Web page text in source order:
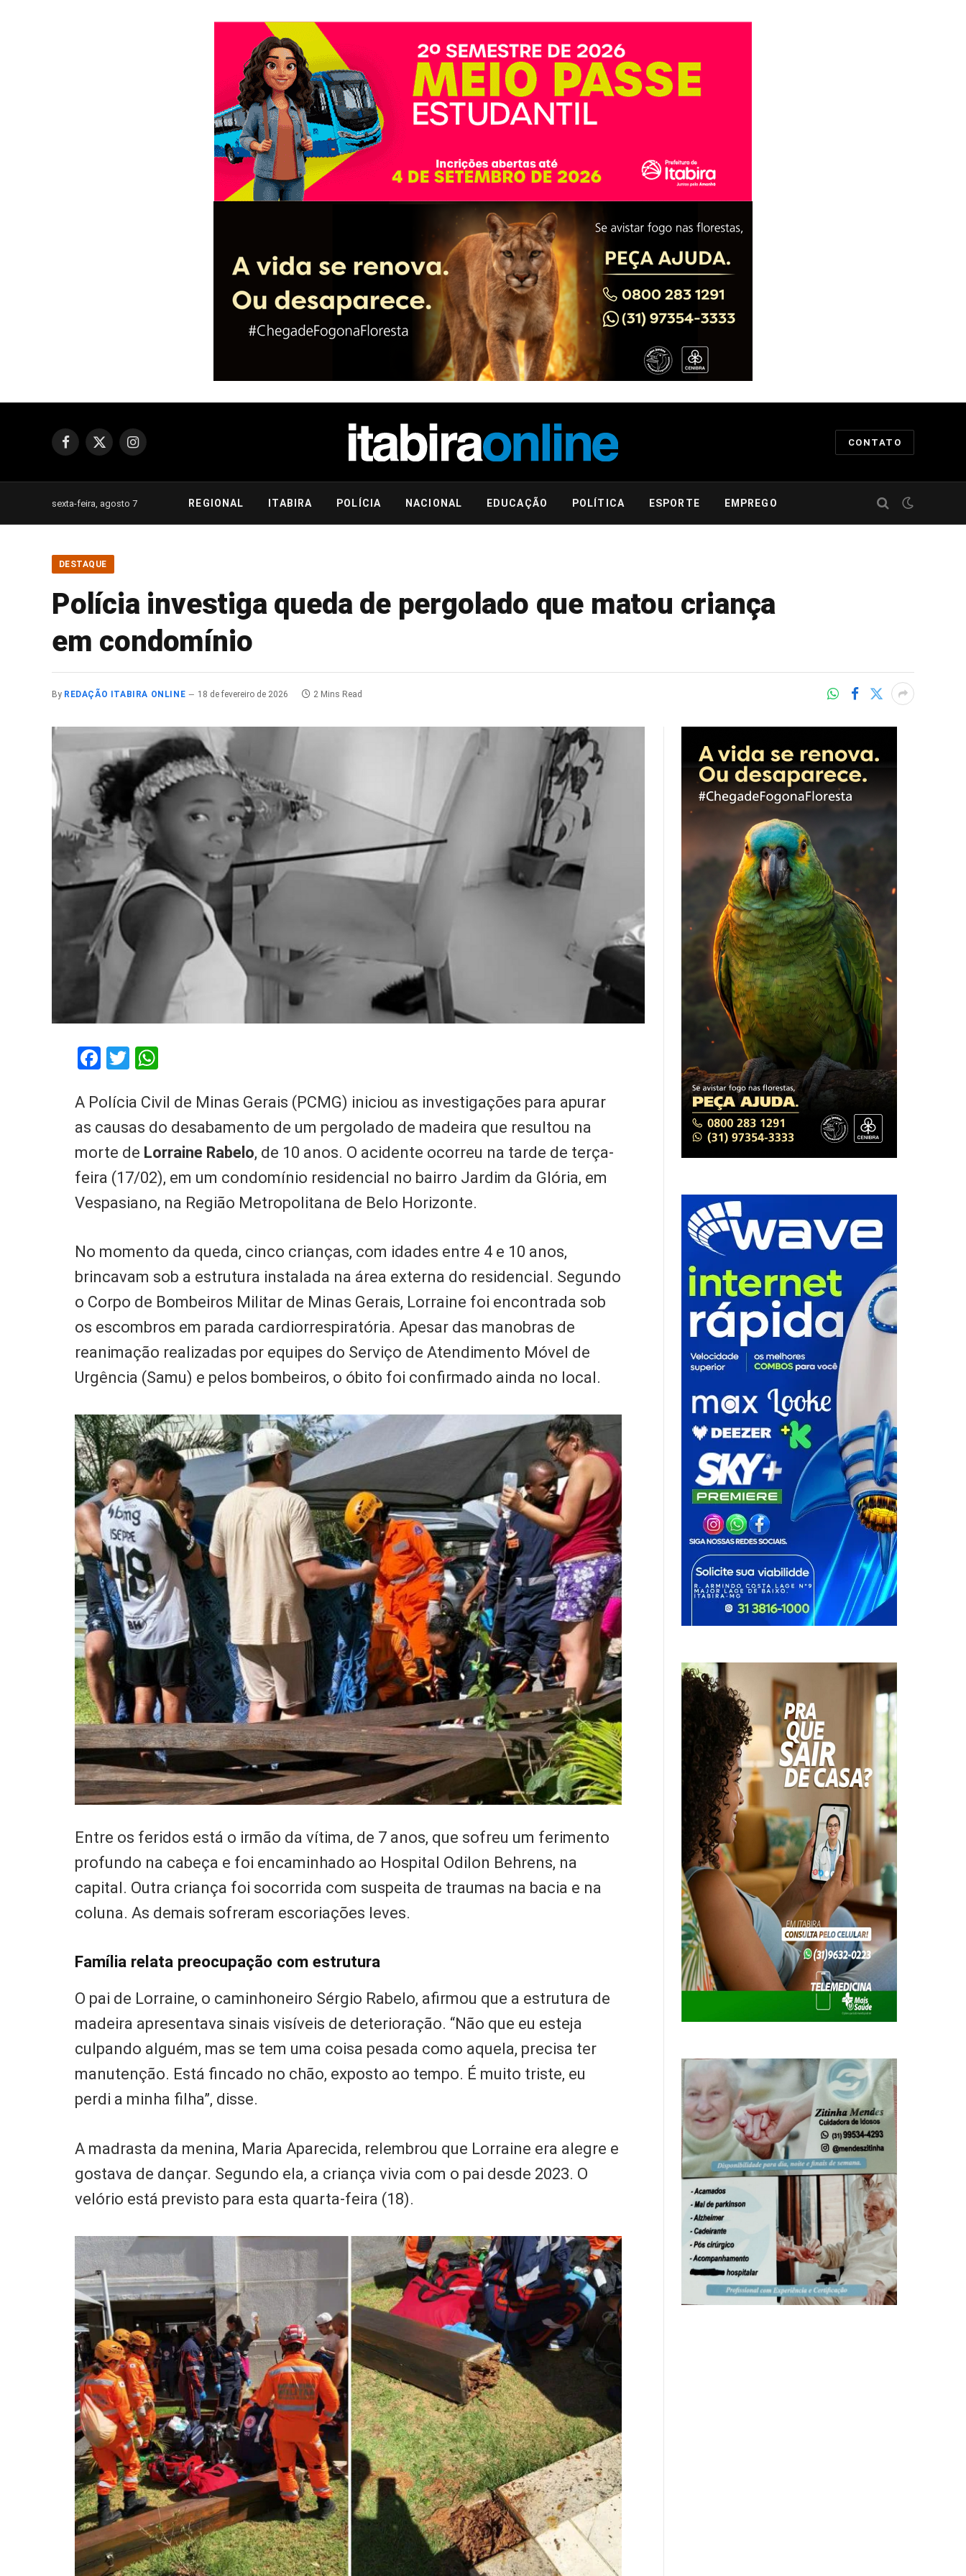
Facebook
X
Instagram
CONTATO
sexta-feira, agosto 7 REGIONAL ITABIRA POLÍCIA NACIONAL EDUCAÇÃO POLÍTICA ESPORTE EMPREGO
DESTAQUE
Polícia investiga queda de pergolado que matou criança
em condomínio
By REDAÇÃO ITABIRA ONLINE 18 de fevereiro de 2026 2 Mins Read
Facebook
Twitter
A Polícia Civil de Minas Gerais (PCMG) iniciou as investigações para apurar
as causas do desabamento de um pergolado de madeira que resultou na
morte de Lorraine Rabelo, de 10 anos. O acidente ocorreu na tarde de terça-
feira (17/02), em um condomínio residencial no bairro Jardim da Glória, em
Vespasiano, na Região Metropolitana de Belo Horizonte.
No momento da queda, cinco crianças, com idades entre 4 e 10 anos,
brincavam sob a estrutura instalada na área externa do residencial. Segundo
o Corpo de Bombeiros Militar de Minas Gerais, Lorraine foi encontrada sob
os escombros em parada cardiorrespiratória. Apesar das manobras de
reanimação realizadas por equipes do Serviço de Atendimento Móvel de
Urgência (Samu) e pelos bombeiros, o óbito foi confirmado ainda no local.
Entre os feridos está o irmão da vítima, de 7 anos, que sofreu um ferimento
profundo na cabeça e foi encaminhado ao Hospital Odilon Behrens, na
capital. Outra criança foi socorrida com suspeita de traumas na bacia e na
coluna. As demais sofreram escoriações leves.
Família relata preocupação com estrutura
O pai de Lorraine, o caminhoneiro Sérgio Rabelo, afirmou que a estrutura de
madeira apresentava sinais visíveis de deterioração. “Não que eu esteja
culpando alguém, mas se tem uma coisa pesada como aquela, precisa ter
manutenção. Está fincado no chão, exposto ao tempo. É muito triste, eu
perdi a minha filha”, disse.
A madrasta da menina, Maria Aparecida, relembrou que Lorraine era alegre e
gostava de dançar. Segundo ela, a criança vivia com o pai desde 2023. O
velório está previsto para esta quarta-feira (18).